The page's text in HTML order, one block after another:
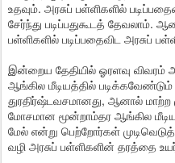
உதவும். அரசுப் பள்ளிகளில்
சேர்ந்து படிப்பதுகூடத் தேவலாம்.
பள்ளிகளில் படிப்பதைவிட அரசுப்
இன்றைய தேதியில் ஓரளவு
ஆங்கில மீடியத்தில் படிக்கவேண்டும்
துரதிர்ஷ்டவசமானது, ஆனால்
மோசமான மூன்றாம்தர ஆங்கில மீடிய
மேல் என்று பெற்றோர்கள்
வழி அரசுப் பள்ளிகளின் தரத்தை